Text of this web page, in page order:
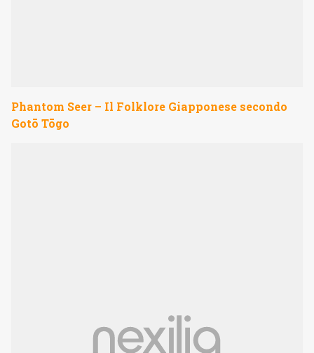
Phantom Seer – Il Folklore Giapponese secondo
Gotō Tōgo